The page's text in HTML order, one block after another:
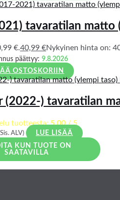
tavaratilan matto
€.40,99 €Nykyinen hinta on:
päättyy: 9.8.2026
OSTOSKORIIN
(2022-) tavaratilan
tuotteesta:5.00/ 5
ALV)
LUE LISÄÄ
KUN TUOTE ON
SAATAVILLA